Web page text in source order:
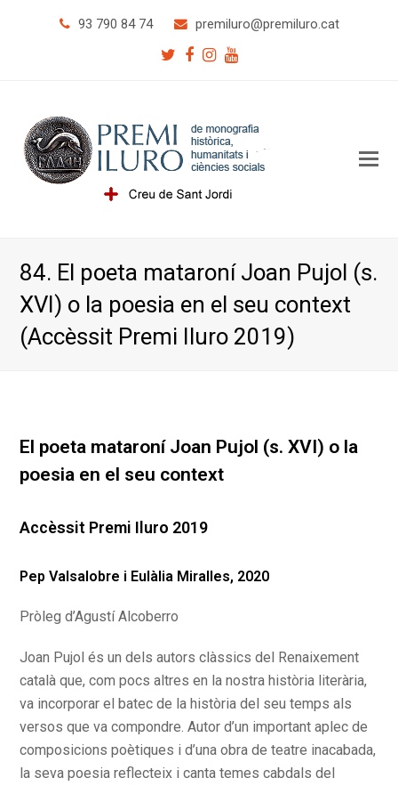
93 790 84 74 premiluro@premiluro.cat
Twitter
Facebook
Instagram
Youtube
84. El poeta mataroní Joan Pujol (s.
XVI) o la poesia en el seu context
(Accèssit Premi Iluro 2019)
El poeta mataroní Joan Pujol (s. XVI) o la
poesia en el seu context
Accèssit Premi Iluro 2019
Pep Valsalobre i Eulàlia Miralles, 2020
Pròleg d’Agustí Alcoberro
Joan Pujol és un dels autors clàssics del Renaixement
català que, com pocs altres en la nostra història literària,
va incorporar el batec de la història del seu temps als
versos que va compondre. Autor d’un important aplec de
composicions poètiques i d’una obra de teatre inacabada,
la seva poesia reflecteix i canta temes cabdals del